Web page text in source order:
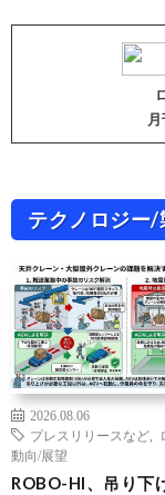
テクノロジー/
2026.08.06
プレスリリースなど
動向/展望
ROBO-HI、吊り下